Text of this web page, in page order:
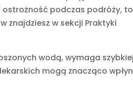
ostrożność podczas podróży, to
znajdziesz w sekcji Praktyki
wodą, wymaga
mogą znacząco